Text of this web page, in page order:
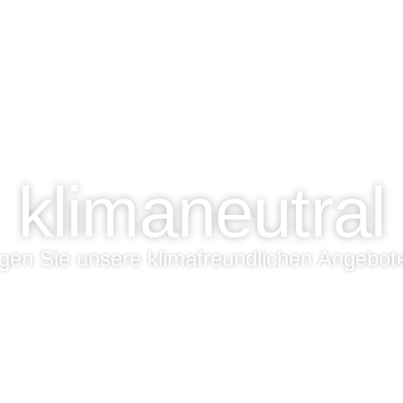
klimaneutral
Sie unsere klimafreundlichen